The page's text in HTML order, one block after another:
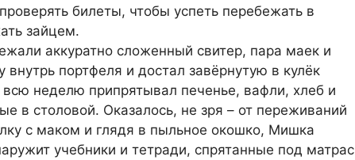
билеты, чтобы успеть перебежать в
зайцем.
аккуратно сложенный свитер, пара маек и
внутрь портфеля и достал завёрнутую в кулёк
всю неделю припрятывал печенье, вафли, хлеб и
в столовой. Оказалось, не зря – от переживаний
с маком и глядя в пыльное окошко, Мишка
учебники и тетради, спрятанные под матрас